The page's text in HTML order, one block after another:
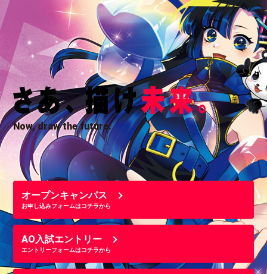
Now, draw the future.
オープンキャンパス
お申し込みフォームはコチラから
AO入試エントリー
エントリーフォームはコチラから